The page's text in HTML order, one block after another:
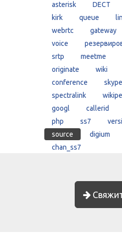
asterisk DECT
kirk
queue
webrtc
gateway
voice
srtp
meetme
originate
wiki
conference
skype
spectralink
googl
callerid
php
ss7
source
digium
chan_ss7